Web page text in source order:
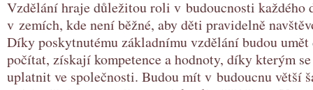
Vzdělání hraje důležitou roli v budoucnosti každého
v zemích, kde není běžné, aby děti pravidelně
Díky poskytnutému základnímu vzdělání budou
počítat, získají kompetence a hodnoty, díky kterým
uplatnit ve společnosti. Budou mít v budoucnu větší